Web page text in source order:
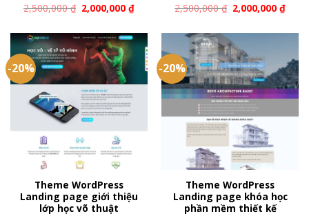
2,500,000₫ 2,000,000₫
2,500,000₫ 2,000,000₫
-20%
Theme WordPress
Landing page giới thiệu
lớp học võ thuật
-20%
Theme WordPress
Landing page khóa học
phần mềm thiết kế